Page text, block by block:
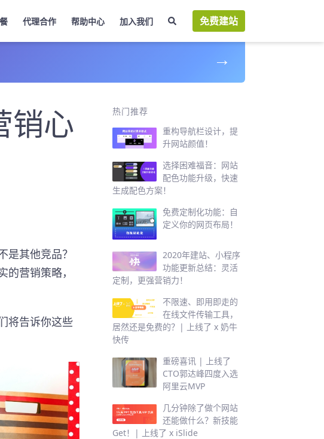
代理合作 帮助中心 加入我们 免费建站
→
销心
其他竞品？
营销策略，
将告诉你这些
热门推荐
重构导航栏设计，提
升网站颜值！
选择困难福音：网站
配色功能升级，快速
生成配色方案！
免费定制化功能：自
定义你的网页布局！
2020年建站、小程序
功能更新总结：灵活
定制，更强营销力！
不限速、即用即走的
在线文件传输工具，
居然还是免费的？| 上线了 x 奶牛
快传
重磅喜讯 | 上线了
CTO郭达峰四度入选
阿里云MVP
几分钟除了做个网站
还能做什么？新技能
Get！| 上线了 x iSlide